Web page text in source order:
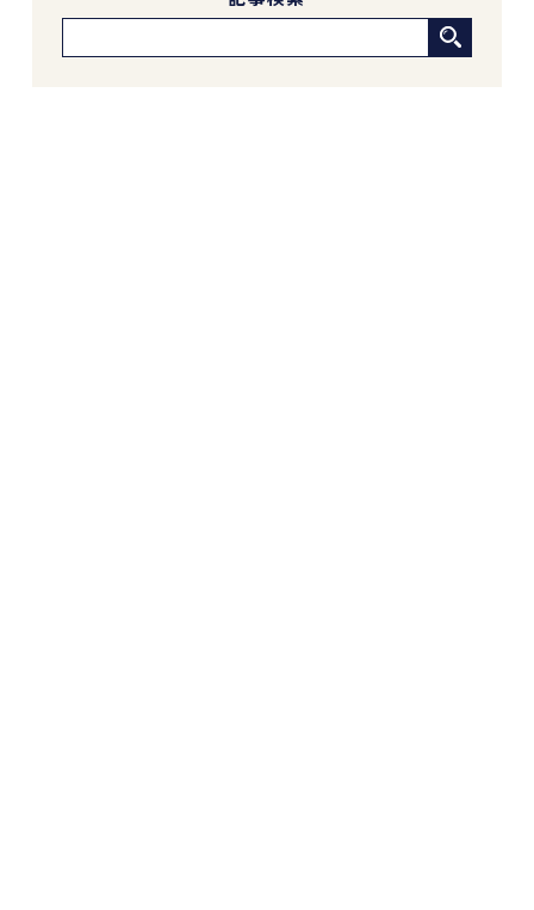
数料が無料だったのが素晴らしいです。担当の方
（中石さん）の知識も豊富で、返事も迅速、物件